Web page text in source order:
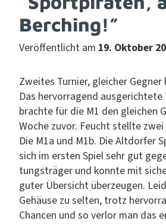
Berching!”
Veröffentlicht am 19. Oktober
Zweites Turnier, gle­ich­er Geg­n­er
Das her­vor­ra­gend aus­gerichtete
brachte für die M1 den gle­ichen
Woche zuvor. Feucht stellte
Die M1a und M1b. Die Alt­dor­fer
sich im ersten Spiel sehr gut
tungsträger und kon­nte mit
guter Über­sicht überzeu­gen.
Gehäuse zu sel­ten, trotz
Chan­cen und so ver­lor man das